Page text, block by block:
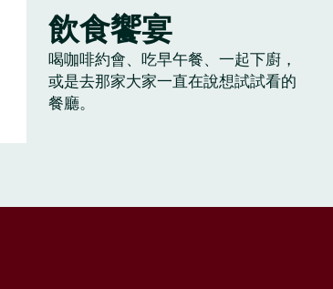
飲食饗宴
喝咖啡約會、吃早午餐、一起下廚，
或是去那家大家一直在說想試試看的
餐廳。